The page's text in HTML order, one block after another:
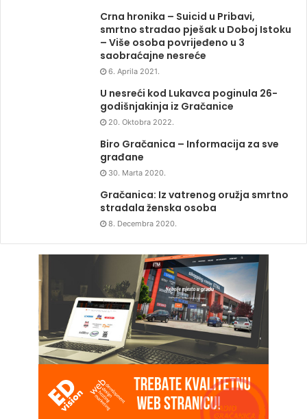
Crna hronika – Suicid u Pribavi,
smrtno stradao pješak u Doboj Istoku
– Više osoba povrijeđeno u 3
saobraćajne nesreće
6. Aprila 2021.
U nesreći kod Lukavca poginula 26-
godišnjakinja iz Gračanice
20. Oktobra 2022.
Biro Gračanica – Informacija za sve
građane
30. Marta 2020.
Gračanica: Iz vatrenog oružja smrtno
stradala ženska osoba
8. Decembra 2020.